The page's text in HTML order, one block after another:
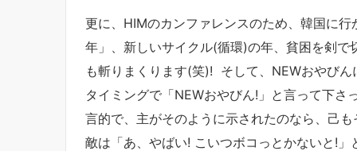
更に、HIMのカンファレンスのため、韓国に
年」、新しいサイクル(循環)の年、貧困を剣
も斬りまくります(笑)! そして、NEWおやび
タイミングで「NEWおやびん!」と言って下
言的で、主がそのように示されたのなら、己
敵は「あ、やばい! こいつボコっとかないと!